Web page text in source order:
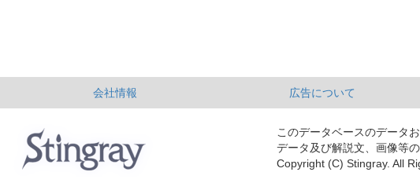
会社情報 広告について
このデータベースのデータ
データ及び解説文、画像等
Copyright (C) Stingray. All